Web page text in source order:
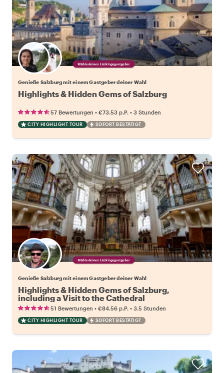
Wähle deinen Lieblingsgastgeber
Genieße Salzburg mit einem Gastgeber deiner Wahl
Highlights & Hidden Gems of Salzburg
57 Bewertungen • €73.53 p.P. • 3 Stunden
CITY HIGHLIGHT TOUR SOFORT BESTÄTIGT
Wähle deinen Lieblingsgastgeber
Genieße Salzburg mit einem Gastgeber deiner Wahl
Highlights & Hidden Gems of Salzburg,
including a Visit to the Cathedral
51 Bewertungen • €84.56 p.P. • 3.5 Stunden
CITY HIGHLIGHT TOUR SOFORT BESTÄTIGT